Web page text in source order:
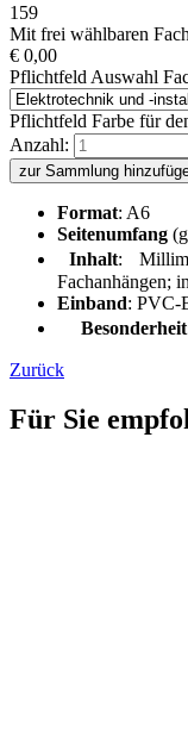
159
Mit frei wählbaren
€ 0,00
Pflichtfeld Auswahl
Pflichtfeld Farbe für
Anzahl:
zur Sammlung
Format: A6
Seitenumfang
Inhalt:
Fachanhängen;
Einband: PVC-
Besonderheit
Zurück
Für Sie